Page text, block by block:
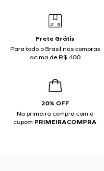
Frete Grátis
Para todo o Brasil nas compras
acima de R$ 400
20% OFF
Na primeira compra com o
cupom PRIMEIRACOMPRA